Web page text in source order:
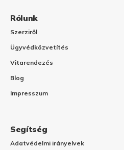
Rólunk
Szerziről
Ügyvédközvetítés
Vitarendezés
Blog
Impresszum
Segítség
Adatvédelmi irányelvek